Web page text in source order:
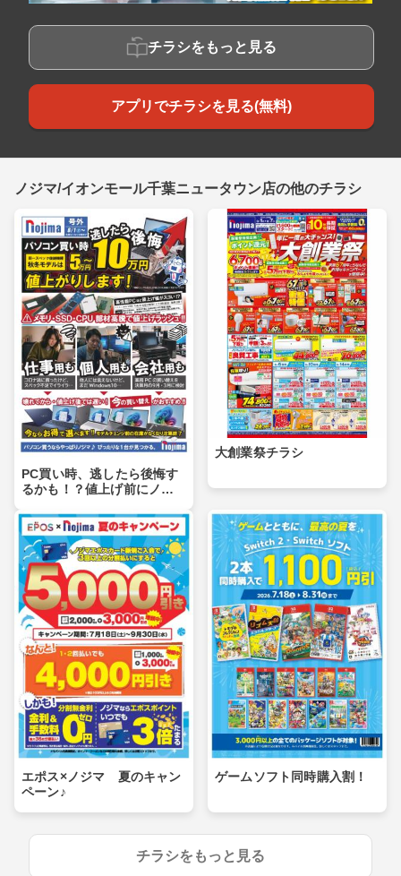
チラシをもっと見る
アプリでチラシを見る(無料)
ノジマ/イオンモール千葉ニュータウン店の他のチラシ
PC買い時、逃したら後悔す
るかも！？値上げ前にノジ
大創業祭チラシ
エポス×ノジマ 夏のキャン
ペーン♪
ゲームソフト同時購入割！
チラシをもっと見る